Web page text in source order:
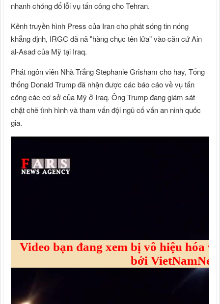
nhanh chóng đổ lỗi vụ tấn công cho Tehran.
Kênh truyền hình Press của Iran cho phát sóng tin nóng
khẳng định, IRGC đã nã "hàng chục tên lửa" vào căn cứ Ain
al-Asad của Mỹ tại Iraq.
Phát ngôn viên Nhà Trắng Stephanie Grisham cho hay, Tổng
thống Donald Trump đã nhận được các báo cáo về vụ tấn
công các cơ sở của Mỹ ở Iraq. Ông Trump đang giám sát
chặt chẽ tình hình và tham vấn đội ngũ cố vấn an ninh quốc
gia.